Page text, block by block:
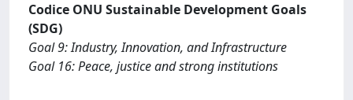
Codice ONU Sustainable Development Goals
(SDG)
Goal 9: Industry, Innovation, and Infrastructure
Goal 16: Peace, justice and strong institutions